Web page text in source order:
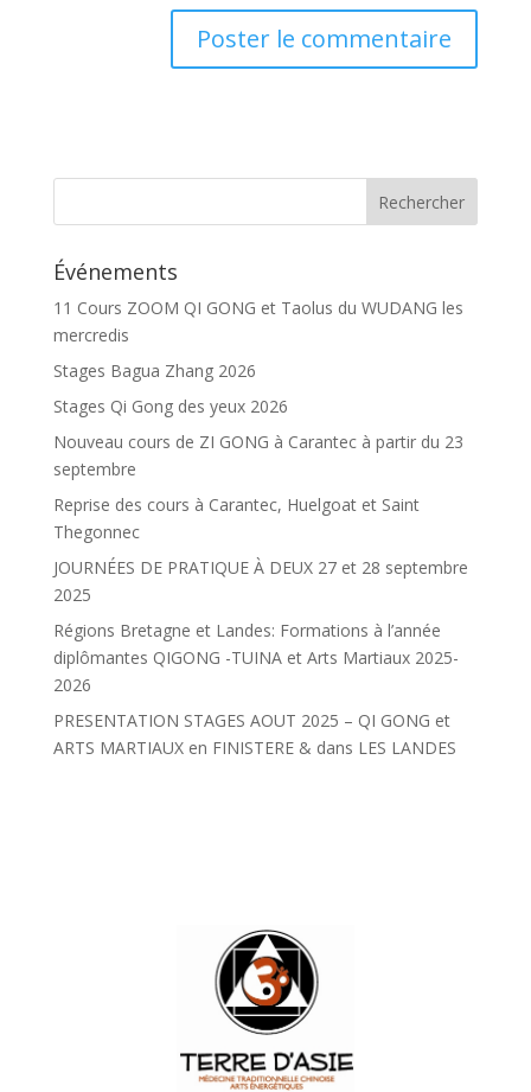
Événements
11 Cours ZOOM QI GONG et Taolus du WUDANG les
mercredis
Stages Bagua Zhang 2026
Stages Qi Gong des yeux 2026
Nouveau cours de ZI GONG à Carantec à partir du 23
septembre
Reprise des cours à Carantec, Huelgoat et Saint
Thegonnec
JOURNÉES DE PRATIQUE À DEUX 27 et 28 septembre
2025
Régions Bretagne et Landes: Formations à l’année
diplômantes QIGONG -TUINA et Arts Martiaux 2025-
2026
PRESENTATION STAGES AOUT 2025 – QI GONG et
ARTS MARTIAUX en FINISTERE & dans LES LANDES